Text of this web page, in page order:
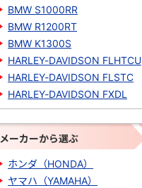
BMW S1000RR
BMW R1200RT
BMW K1300S
HARLEY-DAVIDSON FLHTCU
HARLEY-DAVIDSON FLSTC
HARLEY-DAVIDSON FXDL
メーカーから選ぶ
ホンダ（HONDA）
ヤマハ（YAMAHA）